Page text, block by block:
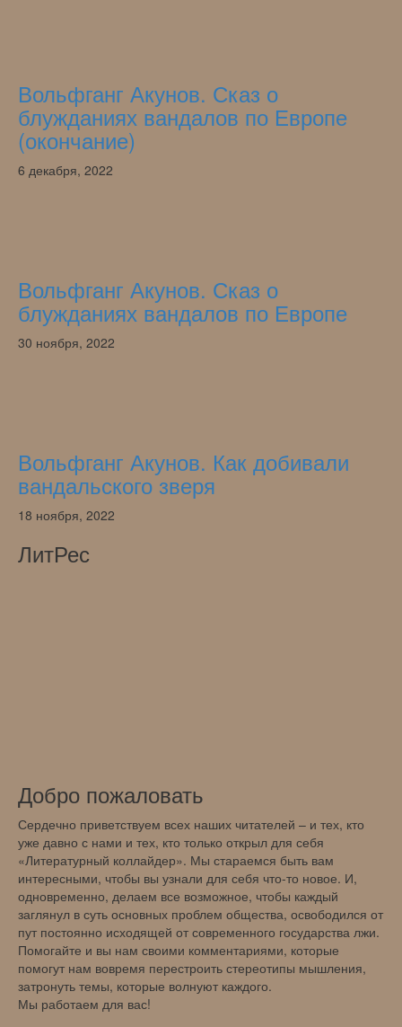
Вольфганг Акунов. Сказ о
блужданиях вандалов по Европе
(окончание)
6 декабря, 2022
Вольфганг Акунов. Сказ о
блужданиях вандалов по Европе
30 ноября, 2022
Вольфганг Акунов. Как добивали
вандальского зверя
18 ноября, 2022
ЛитРес
Добро пожаловать
Сердечно приветствуем всех наших читателей – и тех, кто
уже давно с нами и тех, кто только открыл для себя
«Литературный коллайдер». Мы стараемся быть вам
интересными, чтобы вы узнали для себя что-то новое. И,
одновременно, делаем все возможное, чтобы каждый
заглянул в суть основных проблем общества, освободился от
пут постоянно исходящей от современного государства лжи.
Помогайте и вы нам своими комментариями, которые
помогут нам вовремя перестроить стереотипы мышления,
затронуть темы, которые волнуют каждого.
Мы работаем для вас!